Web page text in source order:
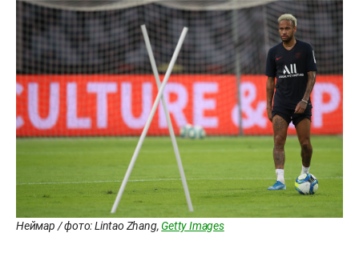
Неймар / фото: Lintao Zhang,Getty Images